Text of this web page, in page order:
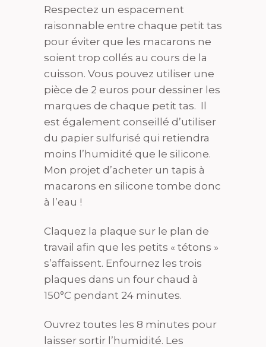
Respectez un espacement
raisonnable entre chaque petit tas
pour éviter que les macarons ne
soient trop collés au cours de la
cuisson. Vous pouvez utiliser une
pièce de 2 euros pour dessiner les
marques de chaque petit tas. Il
est également conseillé d’utiliser
du papier sulfurisé qui retiendra
moins l’humidité que le silicone.
Mon projet d’acheter un tapis à
macarons en silicone tombe donc
à l’eau !
Claquez la plaque sur le plan de
travail afin que les petits « tétons »
s’affaissent. Enfournez les trois
plaques dans un four chaud à
150°C pendant 24 minutes.
Ouvrez toutes les 8 minutes pour
laisser sortir l’humidité. Les